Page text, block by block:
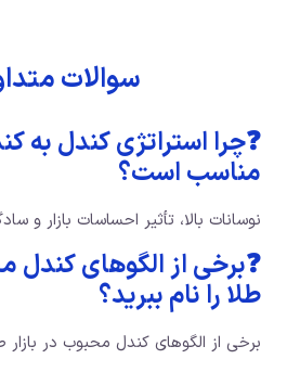
سوالات
❓چرا استراتژی کندل به
مناسب است؟
نوسانات بالا، تأثیر احساسات بازار و
❓برخی از الگوهای کندل
طلا را نام ببرید؟
برخی از الگوهای کندل محبوب در بازار